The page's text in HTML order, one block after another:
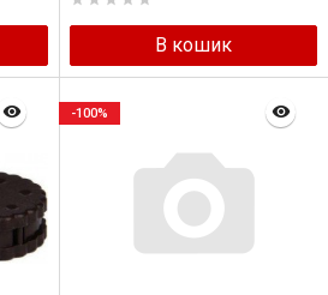
В кошик
-100%